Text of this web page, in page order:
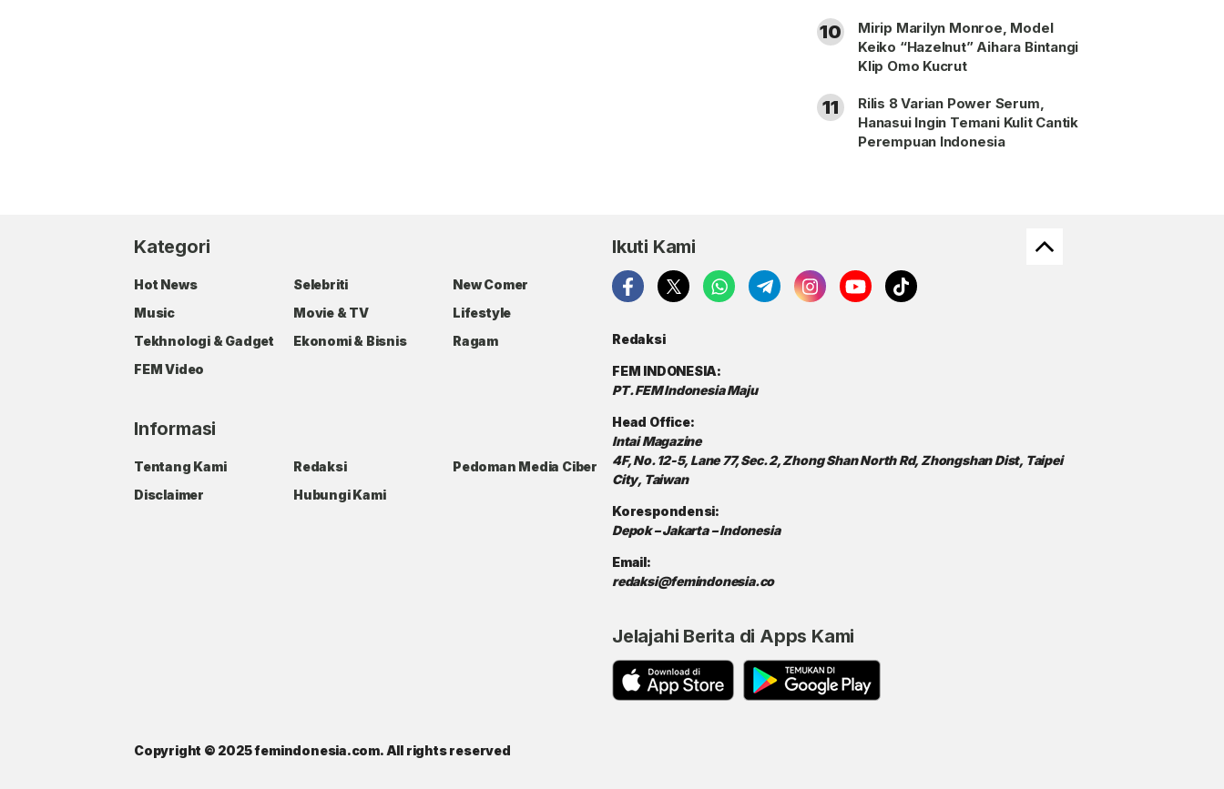
10
Mirip Marilyn Monroe, Model
Keiko “Hazelnut” Aihara Bintangi
Klip Omo Kucrut
11
Rilis 8 Varian Power Serum,
Hanasui Ingin Temani Kulit Cantik
Perempuan Indonesia
Kategori
Hot News Selebriti
New Comer
Music
Movie & TV
Lifestyle
Tekhnologi & Gadget
Ekonomi & Bisnis
Ragam
FEM Video
Informasi
Tentang Kami Redaksi
Pedoman Media Ciber
Disclaimer
Hubungi Kami
Ikuti Kami
Redaksi
FEM INDONESIA:
PT. FEM Indonesia Maju
Head Office:
Intai Magazine
4F, No. 12-5, Lane 77, Sec. 2, Zhong Shan North Rd, Zhongshan Dist, Taipei
City, Taiwan
Korespondensi:
Depok – Jakarta – Indonesia
Email:
redaksi@femindonesia.co
Jelajahi Berita di Apps Kami
Copyright © 2025 femindonesia.com. All rights reserved